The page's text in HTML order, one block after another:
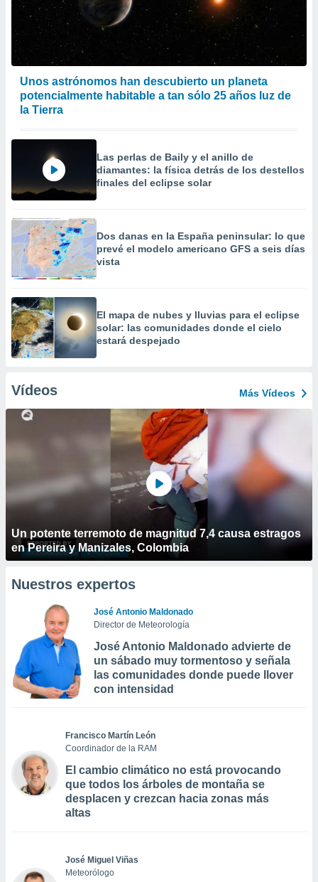
Unos astrónomos han descubierto un planeta
potencialmente habitable a tan sólo 25 años luz de
la Tierra
Las perlas de Baily y el anillo de
diamantes: la física detrás de los destellos
finales del eclipse solar
Dos danas en la España peninsular: lo que
prevé el modelo americano GFS a seis días
vista
​El mapa de nubes y lluvias para el eclipse
solar: las comunidades donde el cielo
estará despejado
Vídeos Más Vídeos
Un potente terremoto de magnitud 7,4 causa estragos
en Pereira y Manizales, Colombia
Nuestros expertos
José Antonio Maldonado
Director de Meteorología
José Antonio Maldonado advierte de
un sábado muy tormentoso y señala
las comunidades donde puede llover
con intensidad
Francisco Martín León
Coordinador de la RAM
El cambio climático no está provocando
que todos los árboles de montaña se
desplacen y crezcan hacia zonas más
altas
José Miguel Viñas
Meteorólogo